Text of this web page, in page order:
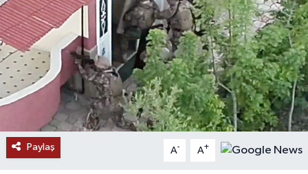
Paylaş A- A+